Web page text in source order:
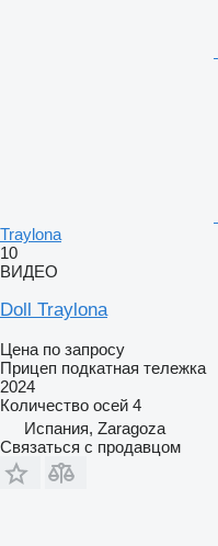
Traylona
10
ВИДЕО
Doll Traylona
Цена по запросу
Прицеп подкатная тележка
2024
Количество осей 4
Испания, Zaragoza
Связаться с продавцом